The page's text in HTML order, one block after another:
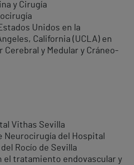
y Cirugía
Unidos en la
California (UCLA) en
Cerebral y Medular y Cráneo-
Vithas Sevilla
Neurocirugía del Hospital
Rocío de Sevilla
el tratamiento endovascular y